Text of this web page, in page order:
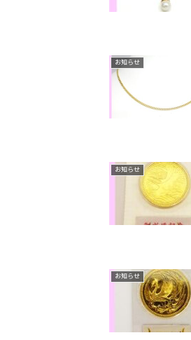
お知らせ
お知らせ
お知らせ